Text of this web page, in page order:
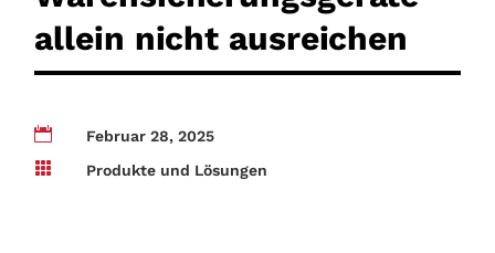
allein nicht ausreichen

Februar 28, 2025

Produkte und Lösungen